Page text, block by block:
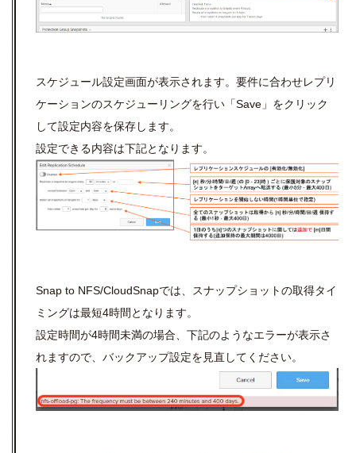
スケジュール設定画面が表示されます。要件に合わせレプリ
ケーションのスケジューリングを行い「Save」をクリック
して設定内容を保存します。
設定できる内容は下記となります。
Snap to NFS/CloudSnapでは、スナップショットの取得タイ
ミングは最短4時間となります。
設定時間が4時間未満の場合、下記のようなエラーが表示さ
れますので、バックアップ設定を見直してください。